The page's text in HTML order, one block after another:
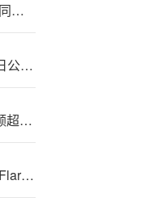
七成—A/,H股上市车企7月销量同比增长 乘联分会：多项指标再创新高、上调年度预测
德,石股份：截至2025年8月29日公司股东总户数为14392户
2—3只科创板股获融资净买入额超3000万元
中文在线推!出.国际微短剧平台FlareFlow，加速全球短剧生态布局